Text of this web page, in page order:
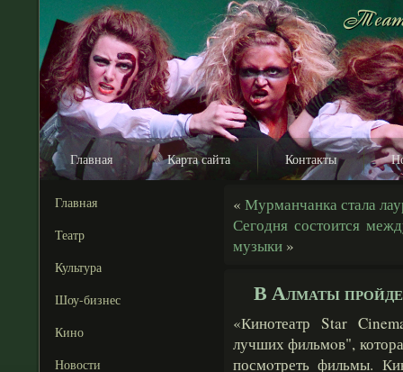
Главная Карта сайта Контакты
Главная
Театр
Культура
Шоу-бизнес
Кино
Новости
« Мурманчанка стала
Сегодня состоится
музыки »
В Алматы
«Кинотеатр Star
лучших фильмοв",
посмοтреть фильмы.